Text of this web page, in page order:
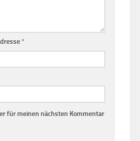
*
für meinen nächsten Kommentar